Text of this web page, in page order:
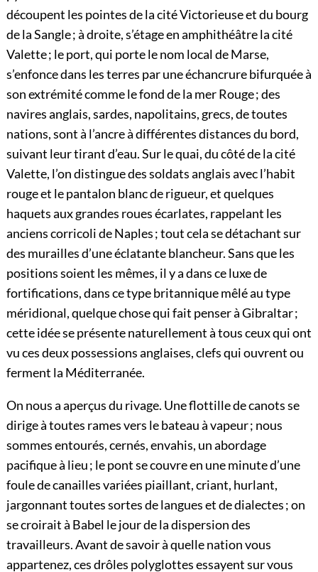
découpent les pointes de la cité Victorieuse et du bourg
de la Sangle ; à droite, s’étage en amphithéâtre la cité
Valette ; le port, qui porte le nom local de Marse,
s’enfonce dans les terres par une échancrure bifurquée à
son extrémité comme le fond de la mer Rouge ; des
navires anglais, sardes, napolitains, grecs, de toutes
nations, sont à l’ancre à différentes distances du bord,
suivant leur tirant d’eau. Sur le quai, du côté de la cité
Valette, l’on distingue des soldats anglais avec l’habit
rouge et le pantalon blanc de rigueur, et quelques
haquets aux grandes roues écarlates, rappelant les
anciens corricoli de Naples ; tout cela se détachant sur
des murailles d’une éclatante blancheur. Sans que les
positions soient les mêmes, il y a dans ce luxe de
fortifications, dans ce type britannique mêlé au type
méridional, quelque chose qui fait penser à Gibraltar ;
cette idée se présente naturellement à tous ceux qui ont
vu ces deux possessions anglaises, clefs qui ouvrent ou
ferment la Méditerranée.
On nous a aperçus du rivage. Une flottille de canots se
dirige à toutes rames vers le bateau à vapeur ; nous
sommes entourés, cernés, envahis, un abordage
pacifique à lieu ; le pont se couvre en une minute d’une
foule de canailles variées piaillant, criant, hurlant,
jargonnant toutes sortes de langues et de dialectes ; on
se croirait à Babel le jour de la dispersion des
travailleurs. Avant de savoir à quelle nation vous
appartenez, ces drôles polyglottes essayent sur vous